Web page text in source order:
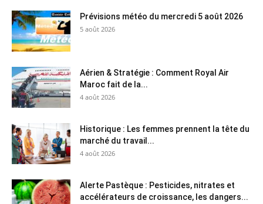
Prévisions météo du mercredi 5 août 2026
5 août 2026
Aérien & Stratégie : Comment Royal Air
Maroc fait de la...
4 août 2026
Historique : Les femmes prennent la tête du
marché du travail...
4 août 2026
Alerte Pastèque : Pesticides, nitrates et
accélérateurs de croissance, les dangers...